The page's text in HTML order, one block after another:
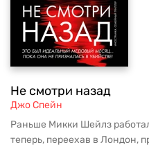
Не смотри назад
Джо Спейн
Раньше Микки Шейлз
теперь, переехав в Лондон,